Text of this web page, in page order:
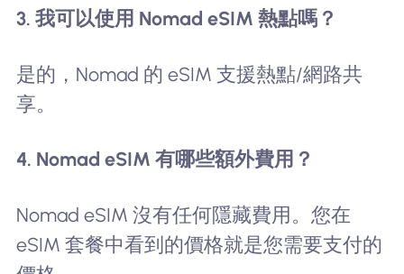
3. 我可以使用 Nomad eSIM 熱點嗎？
是的，Nomad 的 eSIM 支援熱點/網路共
享。
4. Nomad eSIM 有哪些額外費用？
Nomad eSIM 沒有任何隱藏費用。您在
eSIM 套餐中看到的價格就是您需要支付的